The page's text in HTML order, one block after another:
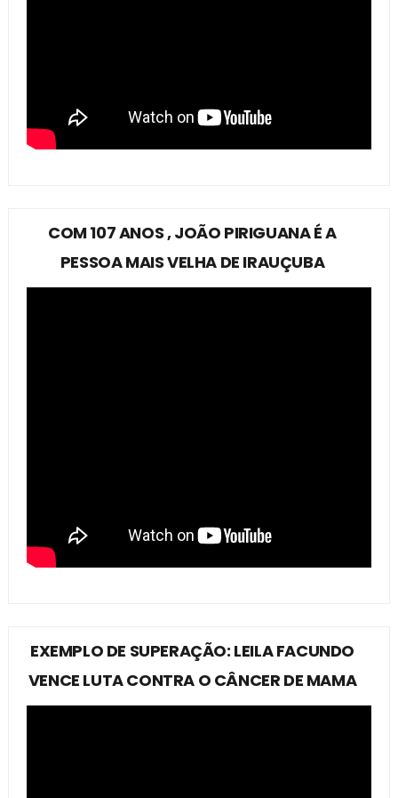
COM 107 ANOS , JOÃO PIRIGUANA É A
PESSOA MAIS VELHA DE IRAUÇUBA
EXEMPLO DE SUPERAÇÃO: LEILA FACUNDO
VENCE LUTA CONTRA O CÂNCER DE MAMA